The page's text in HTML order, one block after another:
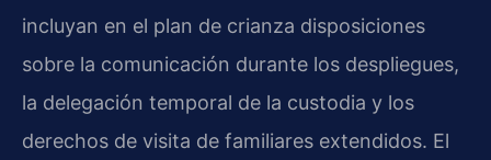
incluyan en el plan de crianza disposiciones
sobre la comunicación durante los despliegues,
la delegación temporal de la custodia y los
derechos de visita de familiares extendidos. El